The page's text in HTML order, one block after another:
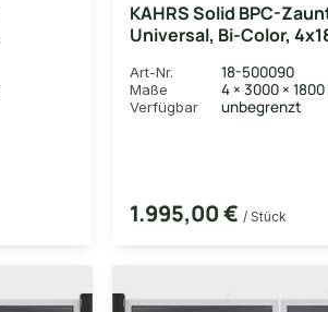
KAHRS Solid BPC-
Universal, Bi-Color,
DB703
Art-Nr. 18-500090
Maße 4 × 3000 ×
Verfügbar unbegrenzt
1.995,00 € / Stück